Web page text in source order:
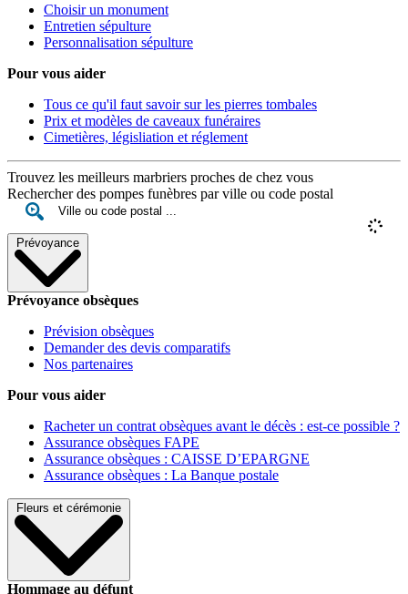
Choisir un monument
Entretien sépulture
Personnalisation sépulture
Pour vous aider
Tous ce qu'il faut savoir sur les pierres tombales
Prix et modèles de caveaux funéraires
Cimetières, législiation et réglement
Trouvez les meilleurs marbriers proches de chez vous
Rechercher des pompes funèbres par ville ou code postal
Prévoyance
Prévoyance obsèques
Prévision obsèques
Demander des devis comparatifs
Nos partenaires
Pour vous aider
Racheter un contrat obsèques avant le décès : est-ce possible ?
Assurance obsèques FAPE
Assurance obsèques : CAISSE D’EPARGNE
Assurance obsèques : La Banque postale
Fleurs et cérémonie
Hommage au défunt